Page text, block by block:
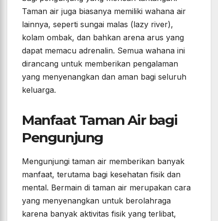
Taman air juga biasanya memiliki wahana air
lainnya, seperti sungai malas (lazy river),
kolam ombak, dan bahkan arena arus yang
dapat memacu adrenalin. Semua wahana ini
dirancang untuk memberikan pengalaman
yang menyenangkan dan aman bagi seluruh
keluarga.
Manfaat Taman Air bagi
Pengunjung
Mengunjungi taman air memberikan banyak
manfaat, terutama bagi kesehatan fisik dan
mental. Bermain di taman air merupakan cara
yang menyenangkan untuk berolahraga
karena banyak aktivitas fisik yang terlibat,